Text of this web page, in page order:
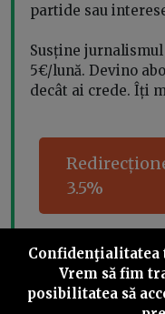
partide sau
Susține
5€/lună. Devino
decât ai crede. Îți
3.5%
Confidenţialitatea
Vrem să fim
posibilitatea să